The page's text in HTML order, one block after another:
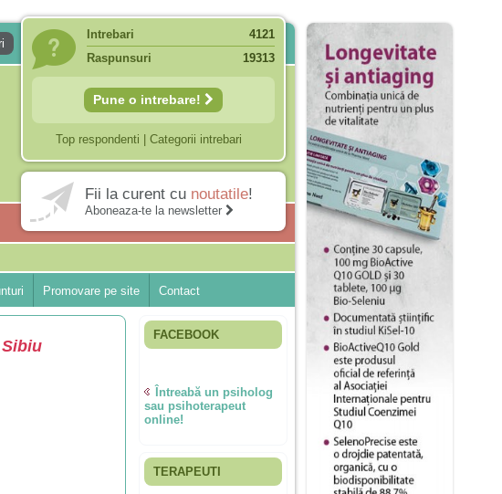
Intrebari
4121
Raspunsuri
19313
Pune o intrebare!
Top respondenti Categorii intrebari
Fii la curent cu noutatile!
Aboneaza-te la newsletter
Promovare pe site Contact
FACEBOOK
Întreabă un psiholog
sau psihoterapeut
online!
TERAPEUTI